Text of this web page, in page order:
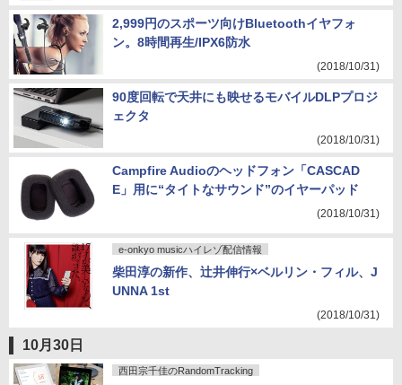
2,999円のスポーツ向けBluetoothイヤフォ
ン。8時間再生/IPX6防水
(2018/10/31)
90度回転で天井にも映せるモバイルDLPプロジ
ェクタ
(2018/10/31)
Campfire Audioのヘッドフォン「CASCAD
E」用に“タイトなサウンド”のイヤーパッド
(2018/10/31)
e-onkyo musicハイレゾ配信情報
柴田淳の新作、辻井伸行×ベルリン・フィル、J
UNNA 1st
(2018/10/31)
10月30日
西田宗千佳のRandomTracking